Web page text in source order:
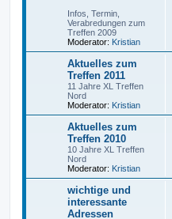
Infos, Termin,
Verabredungen zum
Treffen 2009
Moderator: Kristian
Aktuelles zum
Treffen 2011
11 Jahre XL Treffen
Nord
Moderator: Kristian
Aktuelles zum
Treffen 2010
10 Jahre XL Treffen
Nord
Moderator: Kristian
wichtige und
interessante
Adressen